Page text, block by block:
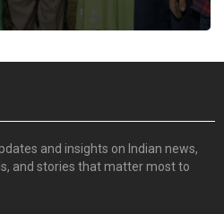
and insights on Indian news,
and stories that matter most to